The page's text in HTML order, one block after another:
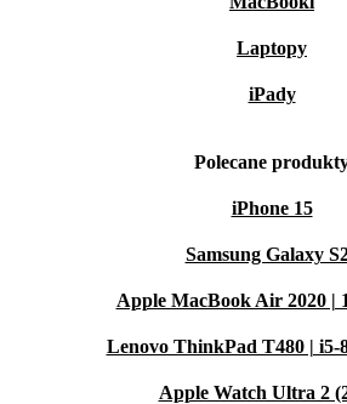
Laptopy
iPady
Polecane
iPhone 15
Samsung Galaxy
Apple MacBook Air 2020 |
Lenovo ThinkPad T480 | i5-
Apple Watch Ultra 2